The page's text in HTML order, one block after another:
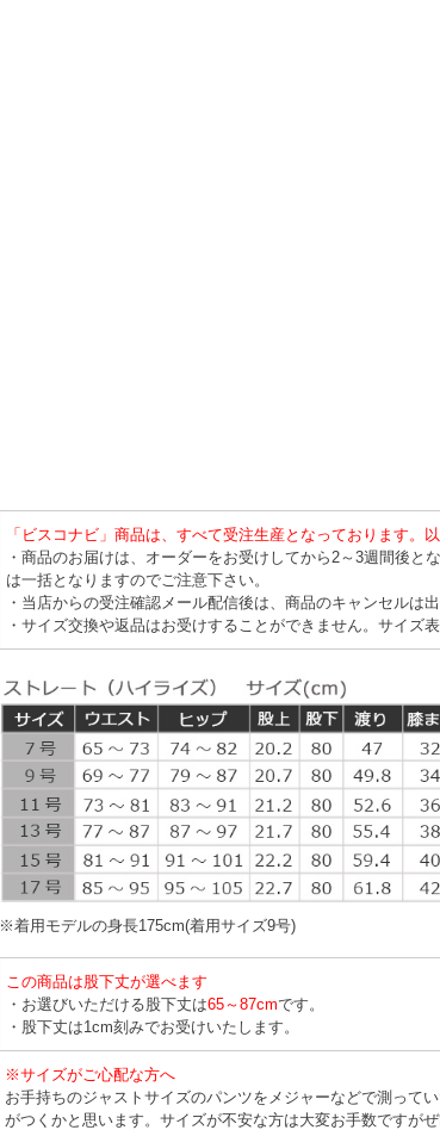
「ビスコナビ」商品は、すべて受注生産となっております。
・商品のお届けは、オーダーをお受けしてから2～3週間後
は一括となりますのでご注意下さい。
・当店からの受注確認メール配信後は、商品のキャンセルは出
・サイズ交換や返品はお受けすることができません。サイズ
※着用モデルの身長175cm(着用サイズ9号)
この商品は股下丈が選べます
・お選びいただける股下丈は65～87cmです。
・股下丈は1cm刻みでお受けいたします。
※サイズがご心配な方へ
お手持ちのジャストサイズのパンツをメジャーなどで測って
がつくかと思います。サイズが不安な方は大変お手数ですが